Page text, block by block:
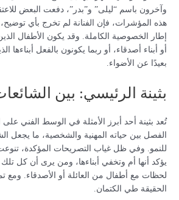
وآخرون باسم “ليلى” و”بدر”، دفعت البعض
هذه المؤشرات، فإن الفنانة لم تخرج بأي
إطار الخصوصية الكاملة. وقد يكون الأطفال
أو أبناء أصدقاء، أو ربما يكونون بالفعل أبناءها
بعيدًا عن الأضواء.
بثينة الرئيسي: بين
تُعد بثينة أحد أبرز الأمثلة في الوسط الفني
الفصل بين حياته المهنية والشخصية، ما يجعل
للنمو. وفي ظل غياب التصريحات المؤكدة،
يؤكد أنها أم وتخفي أبناءها، ومن يرى أن كل
لحظات مع أطفال من العائلة أو الأصدقاء. ومع
الحقيقة طي الكتمان.